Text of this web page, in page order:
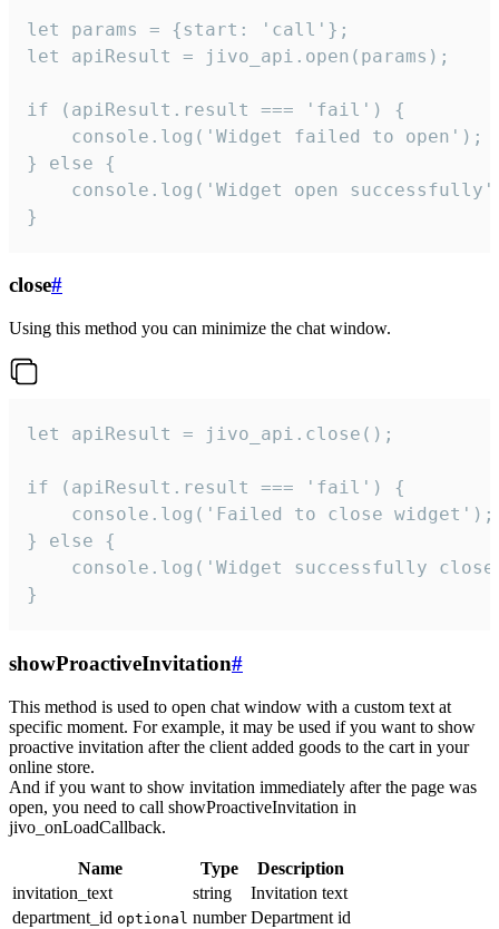
let params = {start: 'call'};
let apiResult = jivo_api.open(params);
if (apiResult.result === 'fail') {
    console.log('Widget failed to open');
} else {
console.log('Widget open
}
close#
Using this method you can minimize the chat window.
let apiResult = jivo_api.close();
if (apiResult.result === 'fail') {
    console.log('Failed to close widget');
} else {
console.log('Widget successfully
}
showProactiveInvitation#
This method is used to open chat window with a custom text at
specific moment. For example, it may be used if you want to show
proactive invitation after the client added goods to the cart in your
online store.
And if you want to show invitation immediately after the page was
open, you need to call showProactiveInvitation in
jivo_onLoadCallback.
Name Type
Description
invitation_text
string
Invitation text
department_id optional number Department id